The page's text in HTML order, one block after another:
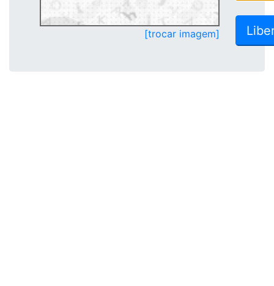
[trocar imagem]